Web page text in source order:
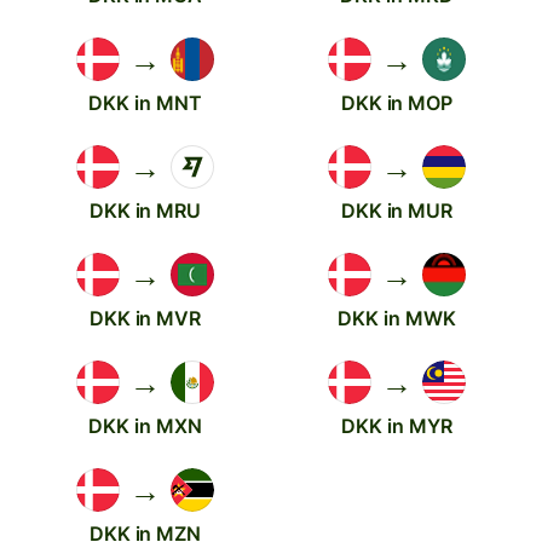
→
DKK in MNT
→
DKK in MOP
→
DKK in MRU
→
DKK in MUR
→
DKK in MVR
→
DKK in MWK
→
DKK in MXN
→
DKK in MYR
→
DKK in MZN